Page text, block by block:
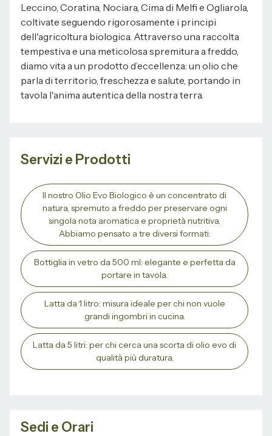
Leccino, Coratina, Nociara, Cima di Melfi e Ogliarola,
coltivate seguendo rigorosamente i principi
dell'agricoltura biologica. Attraverso una raccolta
tempestiva e una meticolosa spremitura a freddo,
diamo vita a un prodotto d’eccellenza: un olio che
parla di territorio, freschezza e salute, portando in
tavola l'anima autentica della nostra terra.
Servizi e Prodotti
Il nostro Olio Evo Biologico è un concentrato di
natura, spremuto a freddo per preservare ogni
singola nota aromatica e proprietà nutritiva.
Abbiamo pensato a tre diversi formati:
Bottiglia in vetro da 500 ml: elegante e perfetta da
portare in tavola.
Latta da 1 litro: misura ideale per chi non vuole
grandi ingombri in cucina.
Latta da 5 litri: per chi cerca una scorta di olio evo di
qualità più duratura.
Sedi e Orari